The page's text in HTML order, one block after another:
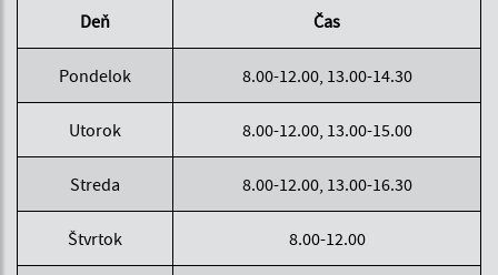
Deň Čas
Pondelok 8.00-12.00, 13.00-14.30
Utorok 8.00-12.00, 13.00-15.00
Streda 8.00-12.00, 13.00-16.30
Štvrtok 8.00-12.00